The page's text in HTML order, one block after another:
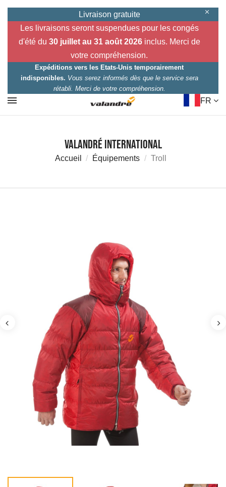
Livraison gratuite
Les livraisons seront suspendues pour les congés
d'été du 30 juillet au 31 août 2026inclus. Merci de
votre compréhension.
Expéditions vers les Etats-Unis temporairement
indisponibles. Vous serez informés dès que le service sera
rétabli. Merci de votre compréhension.
FR
Valandré International
Accueil Équipements Troll